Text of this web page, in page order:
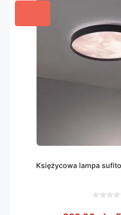
Księżycowa lampa